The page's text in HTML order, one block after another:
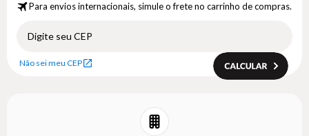
Para envios internacionais, simule o frete no carrinho de compras.
Não sei meu CEP